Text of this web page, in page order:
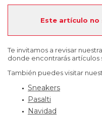
Este artículo no
Te invitamos a revisar
donde encontrarás artículos
También puedes visitar
Sneakers
Pasalti
Navidad